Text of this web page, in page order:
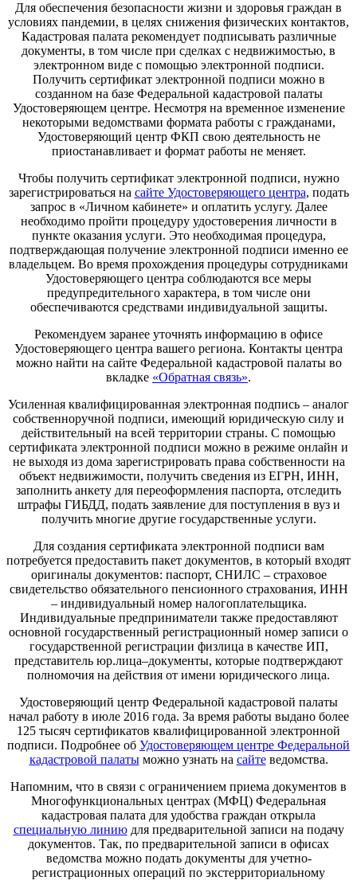
Для обеспечения безопасности жизни и здоровья граждан в
условиях пандемии, в целях снижения физических контактов,
Кадастровая палата рекомендует подписывать различные
документы, в том числе при сделках с недвижимостью, в
электронном виде с помощью электронной подписи.
Получить сертификат электронной подписи можно в
созданном на базе Федеральной кадастровой палаты
Удостоверяющем центре. Несмотря на временное изменение
некоторыми ведомствами формата работы с гражданами,
Удостоверяющий центр ФКП свою деятельность не
приостанавливает и формат работы не меняет.
Чтобы получить сертификат электронной подписи, нужно
зарегистрироваться на сайте Удостоверяющего центра, подать
запрос в «Личном кабинете» и оплатить услугу. Далее
необходимо пройти процедуру удостоверения личности в
пункте оказания услуги. Это необходимая процедура,
подтверждающая получение электронной подписи именно ее
владельцем. Во время прохождения процедуры сотрудниками
Удостоверяющего центра соблюдаются все меры
предупредительного характера, в том числе они
обеспечиваются средствами индивидуальной защиты.
Рекомендуем заранее уточнять информацию в офисе
Удостоверяющего центра вашего региона. Контакты центра
можно найти на сайте Федеральной кадастровой палаты во
вкладке «Обратная связь».
Усиленная квалифицированная электронная подпись – аналог
собственноручной подписи, имеющий юридическую силу и
действительный на всей территории страны. С помощью
сертификата электронной подписи можно в режиме онлайн и
не выходя из дома зарегистрировать права собственности на
объект недвижимости, получить сведения из ЕГРН, ИНН,
заполнить анкету для переоформления паспорта, отследить
штрафы ГИБДД, подать заявление для поступления в вуз и
получить многие другие государственные услуги.
Для создания сертификата электронной подписи вам
потребуется предоставить пакет документов, в который входят
оригиналы документов: паспорт, СНИЛС – страховое
свидетельство обязательного пенсионного страхования, ИНН
– индивидуальный номер налогоплательщика.
Индивидуальные предприниматели также предоставляют
основной государственный регистрационный номер записи о
государственной регистрации физлица в качестве ИП,
представитель юр.лица–документы, которые подтверждают
полномочия на действия от имени юридического лица.
Удостоверяющий центр Федеральной кадастровой палаты
начал работу в июле 2016 года. За время работы выдано более
125 тысяч сертификатов квалифицированной электронной
подписи. Подробнее об Удостоверяющем центре Федеральной
кадастровой палатыможно узнать на сайтеведомства.
Напомним, что в связи с ограничением приема документов в
Многофункциональных центрах (МФЦ) Федеральная
кадастровая палата для удобства граждан открыла
специальную линиюдля предварительной записи на подачу
документов. Так, по предварительной записи в офисах
ведомства можно подать документы для учетно-
регистрационных операций по экстерриториальному